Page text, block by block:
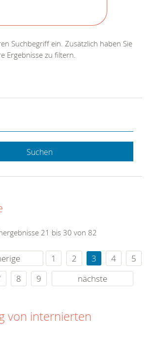
Suchbegriff ein. Zusätzlich haben Sie
Ergebnisse zu filtern.
Suchen
21 bis 30 von 82
1 2 3 4
5
8 9 nächste
von internierten